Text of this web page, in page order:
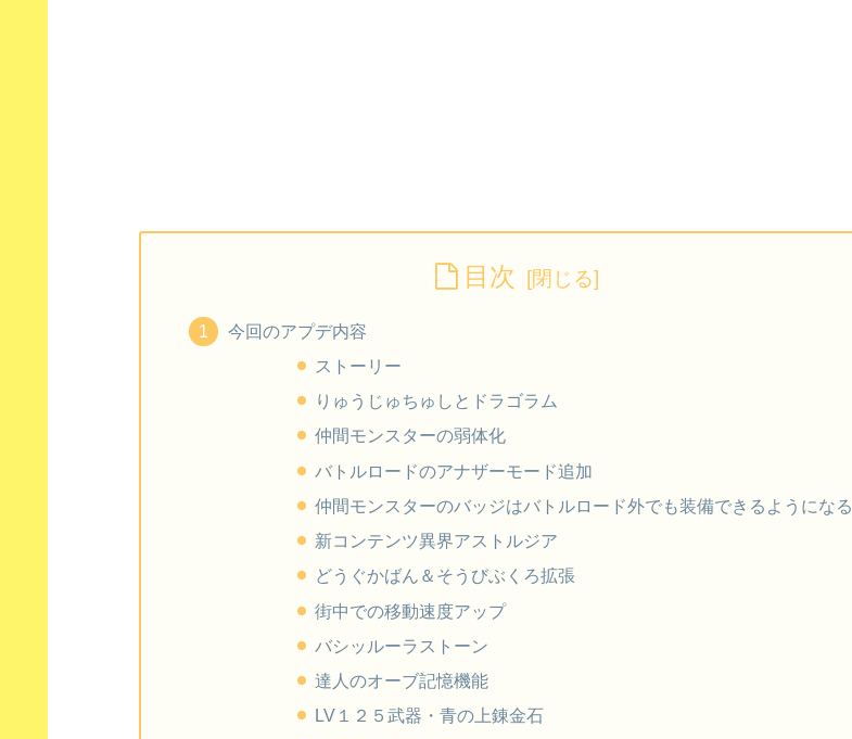
目次
今回のアプデ内容
ストーリー
りゅうじゅちゅしとドラゴラム
仲間モンスターの弱体化
バトルロードのアナザーモード追加
仲間モンスターのバッジはバトルロード外でも装備できるようになる
新コンテンツ異界アストルジア
どうぐかばん＆そうびぶくろ拡張
街中での移動速度アップ
バシッルーラストーン
達人のオーブ記憶機能
LV１２５武器・青の上錬金石